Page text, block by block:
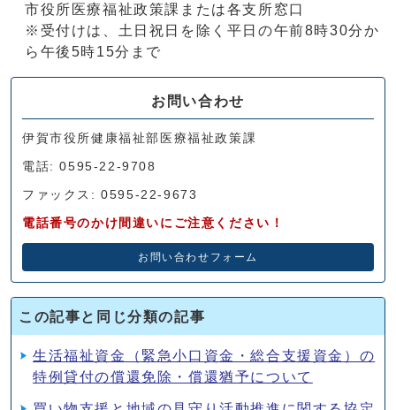
市役所医療福祉政策課または各支所窓口
※受付けは、土日祝日を除く平日の午前8時30分か
ら午後5時15分まで
お問い合わせ
伊賀市役所健康福祉部医療福祉政策課
電話: 0595-22-9708
ファックス: 0595-22-9673
電話番号のかけ間違いにご注意ください！
お問い合わせフォーム
この記事と同じ分類の記事
生活福祉資金（緊急小口資金・総合支援資金）の
特例貸付の償還免除・償還猶予について